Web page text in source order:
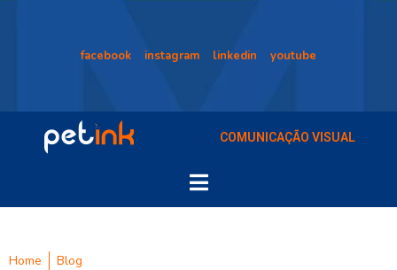
facebook instagram linkedin youtube
COMUNICAÇÃO VISUAL
Home Blog